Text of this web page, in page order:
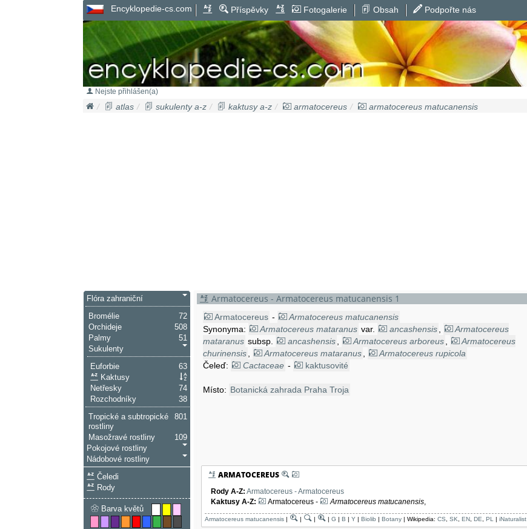
Encyklopedie-cs.com Příspěvky Fotogalerie Obsah Podpořte nás
Nejste přihlášen(a)
atlas sukulenty a-z kaktusy a-z armatocereus armatocereus matucanensis
Armatocereus - Armatocereus matucanensis 1
Armatocereus -
Armatocereus matucanensis
Synonyma:
Armatocereus mataranus var. ancashensis
Armatocereus
mataranus subsp. ancashensis Armatocereus arboreus
Armatocereus
churinensis
Armatocereus mataranus
Armatocereus rupicola
Čeleď:
Cactaceae - kaktusovité
Místo: Botanická zahrada Praha Troja
ARMATOCEREUS
Rody A-Z: Armatocereus - Armatocereus
Kaktusy A-Z: Armatocereus - Armatocereus matucanensis
Armatocereus matucanensis | | | |G |B |Y |Biolib |Botany | Wikipedia:CS ,SK ,EN ,DE ,PL |iNaturalist
Flóra zahraniční
72
Bromélie
508
Orchideje
51
Palmy
Sukulenty
63
Euforbie
Kaktusy
74
Netřesky
38
Rozchodníky
801
Tropické a subtropické
rostliny
109
Masožravé rostliny
Pokojové rostliny
Nádobové rostliny
Čeledi
Rody
Barva květů